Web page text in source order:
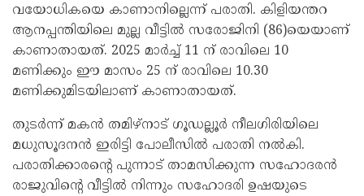
വയോധികയെ കാണാനില്ലെന്ന് പരാതി. കിളിയന്തറ
ആനപ്പന്തിയിലെ മുല്ല വീട്ടിൽ സരോജിനി (86)യെയാണ്
കാണാതായത്. 2025 മാർച്ച് 11 ന് രാവിലെ 10
മണിക്കും ഈ മാസം 25 ന് രാവിലെ 10.30
മണിക്കുമിടയിലാണ് കാണാതായത്.
തുടർന്ന് മകൻ തമിഴ്നാട് ഗൂഡല്ലൂർ നീലഗിരിയിലെ
മധുസൂദനൻ ഇരിട്ടി പോലീസിൽ പരാതി നൽകി.
പരാതിക്കാരൻ്റെ പുന്നാട് താമസിക്കുന്ന സഹോദരൻ
രാജുവിൻ്റെ വീട്ടിൽ നിന്നും സഹോദരി ഉഷയുടെ